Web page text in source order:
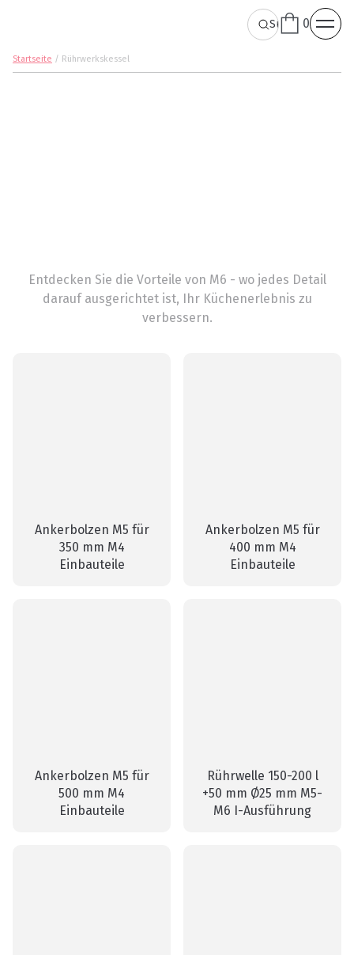
0
Startseite / Rührwerkskessel
Entdecken Sie die Vorteile von M6 - wo jedes Detail
darauf ausgerichtet ist, Ihr Küchenerlebnis zu
verbessern.
Ankerbolzen M5 für
350 mm M4
Einbauteile
Ankerbolzen M5 für
400 mm M4
Einbauteile
Ankerbolzen M5 für
500 mm M4
Einbauteile
Rührwelle 150-200 l
+50 mm Ø25 mm M5-
M6 I-Ausführung